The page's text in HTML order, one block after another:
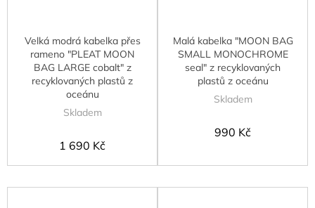
Velká modrá kabelka přes
rameno "PLEAT MOON
BAG LARGE cobalt" z
recyklovaných plastů z
oceánu
Skladem
1 690 Kč
Malá kabelka "MOON BAG
SMALL MONOCHROME
seal" z recyklovaných
plastů z oceánu
Skladem
990 Kč